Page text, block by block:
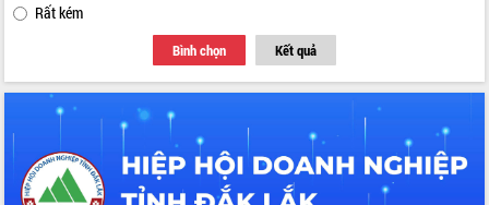
Rất kém
Bình chọn Kết quả